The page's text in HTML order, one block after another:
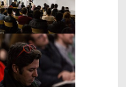
version